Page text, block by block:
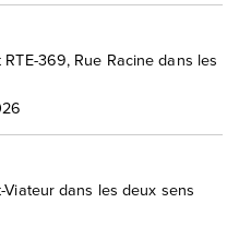
369, Rue Racine dans les
dans les deux sens